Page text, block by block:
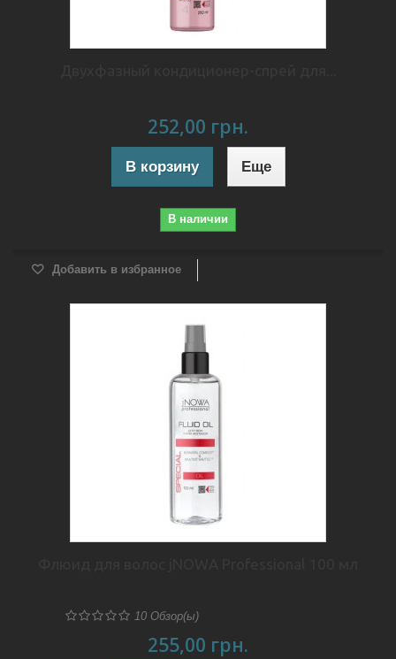
252,00 грн.
В корзину Еще
В наличии
Добавить в избранное
10 Обзор(ы)
255,00 грн.